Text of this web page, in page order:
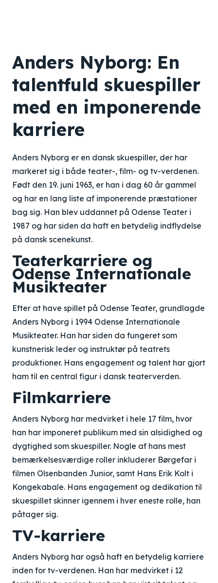
Anders Nyborg: En
talentfuld skuespiller
med en imponerende
karriere
Anders Nyborg er en dansk skuespiller, der har
markeret sig i både teater-, film- og tv-verdenen.
Født den 19. juni 1963, er han i dag 60 år gammel
og har en lang liste af imponerende præstationer
bag sig. Han blev uddannet på Odense Teater i
1987 og har siden da haft en betydelig indflydelse
på dansk scenekunst.
Teaterkarriere og
Odense Internationale
Musikteater
Efter at have spillet på Odense Teater, grundlagde
Anders Nyborg i 1994 Odense Internationale
Musikteater. Han har siden da fungeret som
kunstnerisk leder og instruktør på teatrets
produktioner. Hans engagement og talent har gjort
ham til en central figur i dansk teaterverden.
Filmkarriere
Anders Nyborg har medvirket i hele 17 film, hvor
han har imponeret publikum med sin alsidighed og
dygtighed som skuespiller. Nogle af hans mest
bemærkelsesværdige roller inkluderer Børgefar i
filmen Olsenbanden Junior, samt Hans Erik Kolt i
Kongekabale. Hans engagement og dedikation til
skuespillet skinner igennem i hver eneste rolle, han
påtager sig.
TV-karriere
Anders Nyborg har også haft en betydelig karriere
inden for tv-verdenen. Han har medvirket i 12